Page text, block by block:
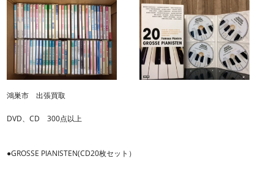
鴻巣市 出張買取
DVD、CD 300点以上
●GROSSE PIANISTEN(CD20枚セット）